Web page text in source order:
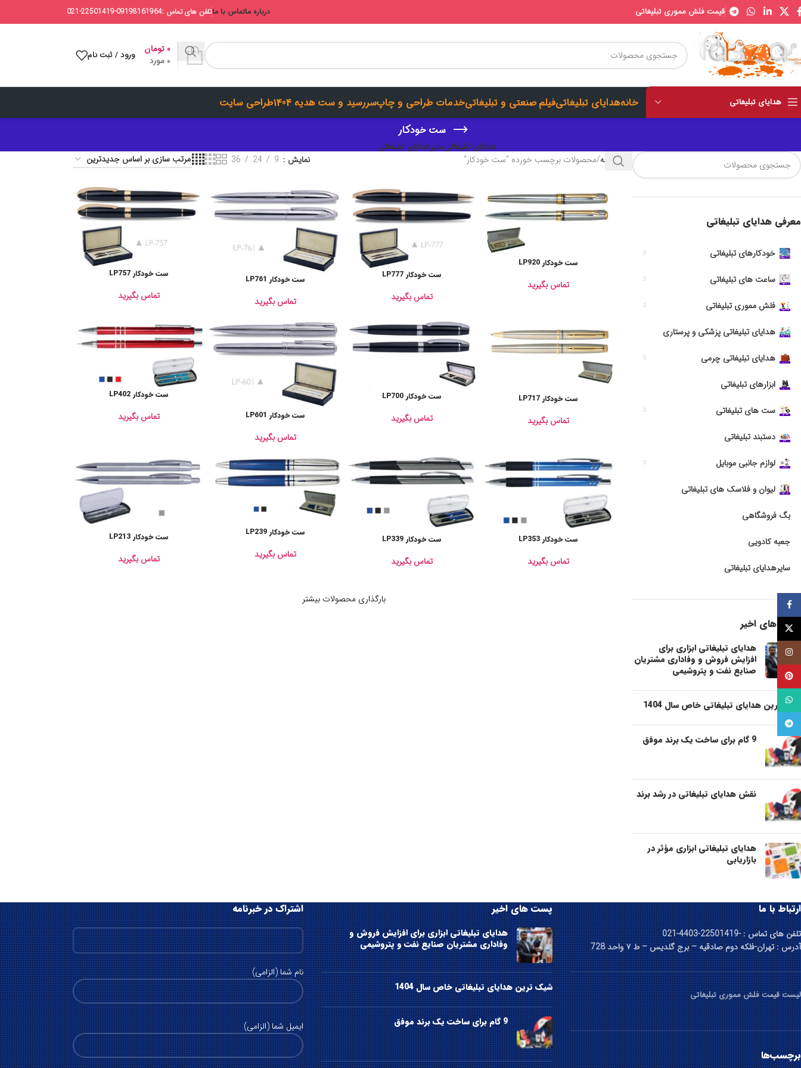
قیمت فلش مموری تبلیغاتی درباره ماتماس با ماتلفن های تماس :09198161964-22501419-021
0 مورد
۰ تومان ورود / ثبت نام
هدایای تبلیغاتی خانههدایای تبلیغاتیفیلم صنعتی و تبلیغاتیخدمات طراحی و چاپسررسید و ست هدیه 1404
طراحی سایت
ست خودکار
هدایای تبلیغاتیسایرهدایای تبلیغاتی
معرفی هدایای تبلیغاتی
خودکارهای تبلیغاتی
ساعت های تبلیغاتی
فلش مموری تبلیغاتی
هدایای تبلیغاتی پزشکی و پرستاری
هدایای تبلیغاتی چرمی
ابزارهای تبلیغاتی
ست های تبلیغاتی
دستبند تبلیغاتی
لوازم جانبی موبایل
لیوان و فلاسک های تبلیغاتی
بگ فروشگاهی
جعبه کادویی
سایرهدایای تبلیغاتی
پست های اخیر
هدایای تبلیغاتی ابزاری برای
افزایش فروش و وفاداری مشتریان
صنایع نفت و پتروشیمی
شیک ترین هدایای تبلیغاتی خاص سال 1404
9 گام برای ساخت یک برند موفق
نقش هدایای تبلیغاتی در رشد برند
هدایای تبلیغاتی ابزاری مؤثر در
بازاریابی
خانه محصولات برچسب خورده “ست خودکار” نمایش 9
24
36
ست خودکار LP920
تماس بگیرید
ست خودکار LP777
تماس بگیرید
ست خودکار LP761
تماس بگیرید
ست خودکار LP757
تماس بگیرید
ست خودکار LP717
تماس بگیرید
ست خودکار LP700
تماس بگیرید ست خودکار LP601
تماس بگیرید
ست خودکار LP402
تماس بگیرید
ست خودکار LP353
تماس بگیرید
ست خودکار LP339
تماس بگیرید
ست خودکار LP239
تماس بگیرید
ست خودکار LP213
تماس بگیرید
بارگذاری محصولات بیشتر
ارتباط با ما
تلفن های تماس : -22501419-4403-021
آدرس : تهران-فلکه دوم صادقیه – برج گلدیس – ط ۷ واحد 728
لیست قیمت فلش مموری تبلیغاتی
برچسب‌ها
پست های اخیر
هدایای تبلیغاتی ابزاری برای افزایش فروش و
وفاداری مشتریان صنایع نفت و پتروشیمی
شیک ترین هدایای تبلیغاتی خاص سال 1404
9 گام برای ساخت یک برند موفق
اشتراک در خبرنامه
نام شما (الزامی)
ایمیل شما (الزامی)
توئیتر (X)
اینستاگرام
پینترست
واتساپ
تلگرام